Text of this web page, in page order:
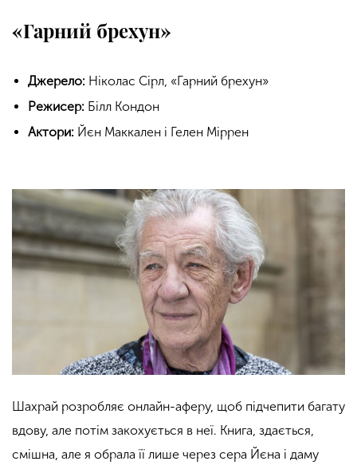
«Гарний брехун»
Джерело: Ніколас Сірл, «Гарний брехун»
Режисер: Білл Кондон
Актори: Йєн Маккален і Гелен Міррен
Шахрай розробляє онлайн-аферу, щоб підчепити багату
вдову, але потім закохується в неї. Книга, здається,
смішна, але я обрала її лише через сера Йєна і даму